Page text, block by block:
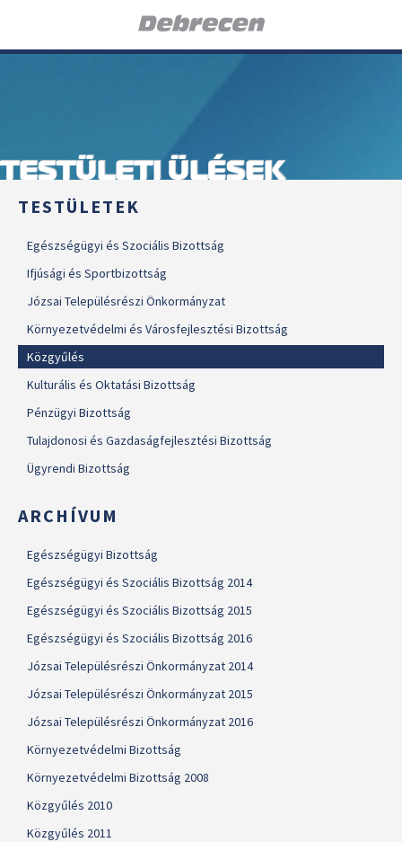
TESTÜLETI ÜLÉSEK
TESTÜLETEK
Egészségügyi és Szociális Bizottság
Ifjúsági és Sportbizottság
Józsai Településrészi Önkormányzat
Környezetvédelmi és Városfejlesztési Bizottság
Közgyűlés
Kulturális és Oktatási Bizottság
Pénzügyi Bizottság
Tulajdonosi és Gazdaságfejlesztési Bizottság
Ügyrendi Bizottság
ARCHÍVUM
Egészségügyi Bizottság
Egészségügyi és Szociális Bizottság 2014
Egészségügyi és Szociális Bizottság 2015
Egészségügyi és Szociális Bizottság 2016
Józsai Településrészi Önkormányzat 2014
Józsai Településrészi Önkormányzat 2015
Józsai Településrészi Önkormányzat 2016
Környezetvédelmi Bizottság
Környezetvédelmi Bizottság 2008
Közgyűlés 2010
Közgyűlés 2011